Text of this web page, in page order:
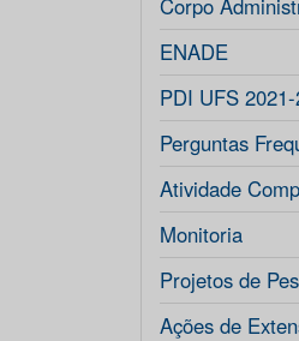
Corpo
ENADE
PDI UFS
Perguntas
Atividade
Monitoria
Projetos de
Ações de